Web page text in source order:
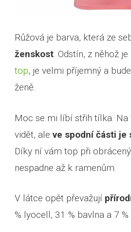
Růžová je barva, která ze
ženskost. Odstín, z něhož je
top, je velmi příjemný a
ženě.
Moc se mi líbí střih tílka.
vidět, ale ve spodní části je
Díky ní vám top při
nespadne až k ramenům.
V látce opět převažují
% lyocell, 31 % bavlna a 7 %